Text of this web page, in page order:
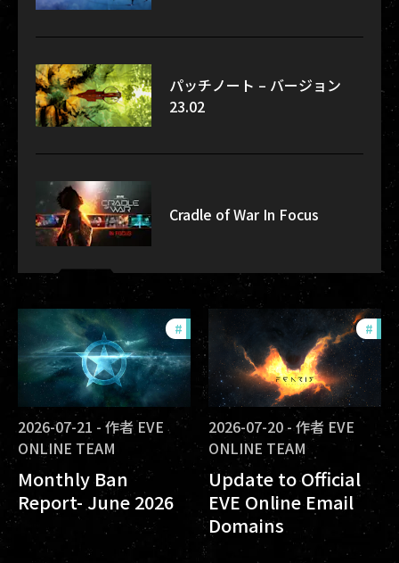
パッチノート – バージョン
23.02
Cradle of War In Focus
# community
2026-07-21 - 作者EVE
ONLINE TEAM
Monthly Ban
Report- June 2026
#
2026-07-20 - 作者 EVE
ONLINE TEAM
Update to Official
EVE Online Email
Domains